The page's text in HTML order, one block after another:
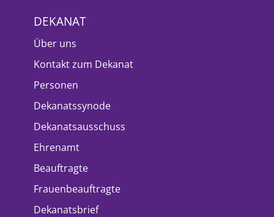
DEKANAT
Über uns
Kontakt zum Dekanat
Personen
Dekanatssynode
Dekanatsausschuss
Ehrenamt
Beauftragte
Frauenbeauftragte
Dekanatsbrief